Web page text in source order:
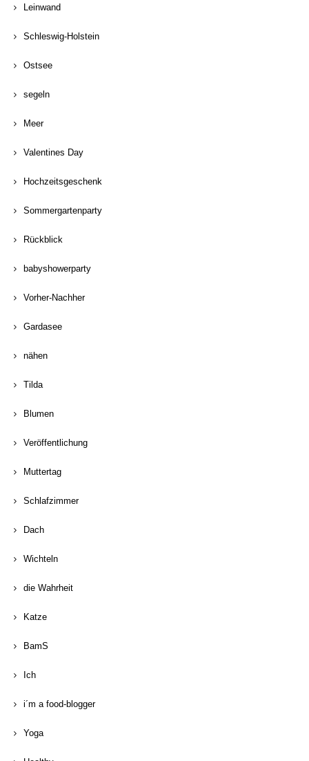
Leinwand
Schleswig-Holstein
Ostsee
segeln
Meer
Valentines Day
Hochzeitsgeschenk
Sommergartenparty
Rückblick
babyshowerparty
Vorher-Nachher
Gardasee
nähen
Tilda
Blumen
Veröffentlichung
Muttertag
Schlafzimmer
Dach
Wichteln
die Wahrheit
Katze
BamS
Ich
i´m a food-blogger
Yoga